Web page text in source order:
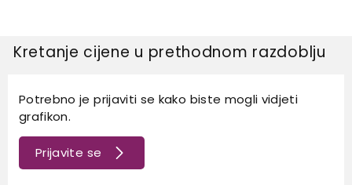
Kretanje cijene u prethodnom razdoblju
Potrebno je prijaviti se kako biste mogli vidjeti
grafikon.
Prijavite se